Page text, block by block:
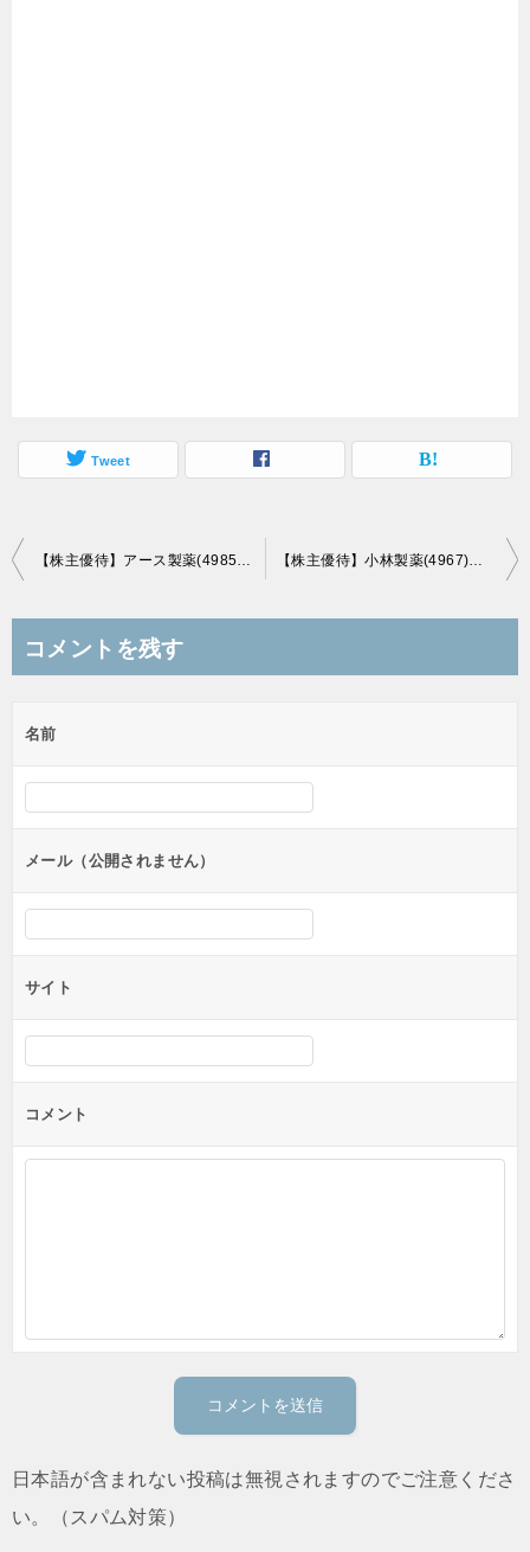
Tweet
投
ビ
ー
シ
ン
【株主優待】アース製薬(4985)の優待商品到着！2,000円相当の自社製品詰め合わせ！ 【株主優待】小林製薬(4967)の優待商品到着！5,000円相当の自社製品詰め合わせセット！
コメントを残す
名前
メール（公開されません）
サイト
コメント
日本語が含まれない投稿は無視されますのでご注意くださ
い。（スパム対策）